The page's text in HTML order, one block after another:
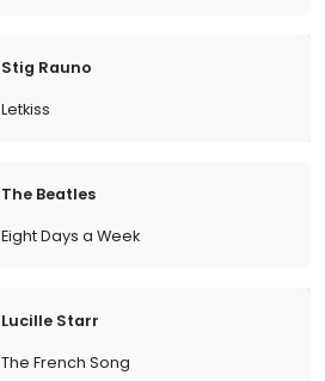
Stig Rauno
Letkiss
The Beatles
Eight Days a Week
Lucille Starr
The French Song